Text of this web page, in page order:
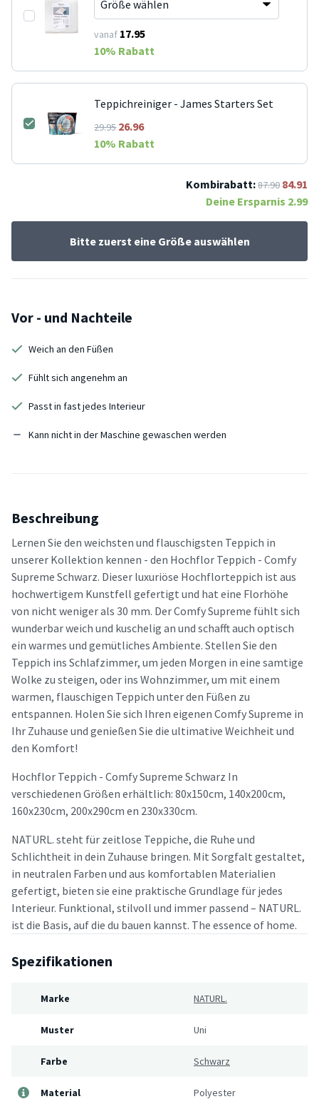
vanaf 17.95
10% Rabatt
Teppichreiniger - James Starters Set
29.9526.96
10% Rabatt
Kombirabatt:87.90 84.91
Deine Ersparnis 2.99
Bitte zuerst eine Größe auswählen
Vor - und Nachteile
Weich an den Füßen
Fühlt sich angenehm an
Passt in fast jedes Interieur
Kann nicht in der Maschine gewaschen werden
Beschreibung
Lernen Sie den weichsten und flauschigsten Teppich in
unserer Kollektion kennen - den Hochflor Teppich - Comfy
Supreme Schwarz. Dieser luxuriöse Hochflorteppich ist aus
hochwertigem Kunstfell gefertigt und hat eine Florhöhe
von nicht weniger als 30 mm. Der Comfy Supreme fühlt sich
wunderbar weich und kuschelig an und schafft auch optisch
ein warmes und gemütliches Ambiente. Stellen Sie den
Teppich ins Schlafzimmer, um jeden Morgen in eine samtige
Wolke zu steigen, oder ins Wohnzimmer, um mit einem
warmen, flauschigen Teppich unter den Füßen zu
entspannen. Holen Sie sich Ihren eigenen Comfy Supreme in
Ihr Zuhause und genießen Sie die ultimative Weichheit und
den Komfort!
Hochflor Teppich - Comfy Supreme Schwarz In
verschiedenen Größen erhältlich: 80x150cm, 140x200cm,
160x230cm, 200x290cm en 230x330cm.
NATURL. steht für zeitlose Teppiche, die Ruhe und
Schlichtheit in dein Zuhause bringen. Mit Sorgfalt gestaltet,
in neutralen Farben und aus komfortablen Materialien
gefertigt, bieten sie eine praktische Grundlage für jedes
Interieur. Funktional, stilvoll und immer passend – NATURL.
ist die Basis, auf die du bauen kannst. The essence of home.
Spezifikationen
Marke NATURL.
Muster Uni
Farbe Schwarz
Material Polyester